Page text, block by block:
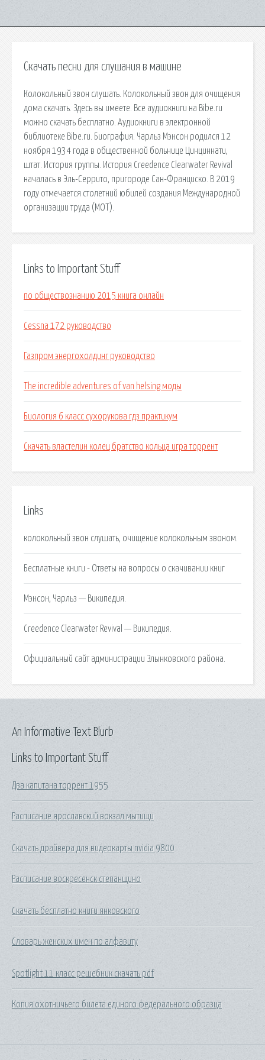
Скачать песни для слушания в машине
Колокольный звон слушать. Колокольный звон для очищения
дома скачать. Здесь вы имеете. Все аудиокниги на Bibe.ru
можно скачать бесплатно. Аудиокниги в электронной
библиотеке Bibe.ru. Биография. Чарльз Мэнсон родился 12
ноября 1934 года в общественной больнице Цинциннати,
штат. История группы. История Creedence Clearwater Revival
началась в Эль-Серрито, пригороде Сан-Франциско. В 2019
году отмечается столетний юбилей создания Международной
организации труда (МОТ).
Links to Important Stuff
по обществознанию 2015 книга онлайн
Cessna 172 руководство
Газпром энергохолдинг руководство
The incredible adventures of van helsing моды
Биология 6 класс сухорукова гдз практикум
Скачать властелин колец братство кольца игра торрент
Links
колокольный звон слушать, очищение колокольным звоном.
Бесплатные книги - Ответы на вопросы о скачивании книг
Мэнсон, Чарльз — Википедия.
Creedence Clearwater Revival — Википедия.
Официальный сайт администрации Злынковского района.
Links to Important Stuff
Два капитана торрент 1955
Расписание ярославский вокзал мытищи
Скачать драйвера для видеокарты nvidia 9800
Расписание воскресенск степанщино
Скачать бесплатно книги янковского
Словарь женских имен по алфавиту
Spotlight 11 класс решебник скачать pdf
Копия охотничьего билета единого федерального образца
An Informative Text Blurb